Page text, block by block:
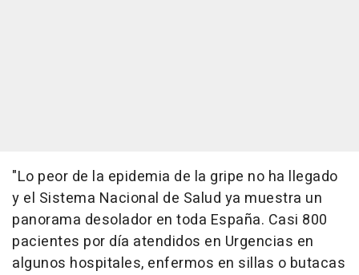
"Lo peor de la epidemia de la gripe no ha llegado
y el Sistema Nacional de Salud ya muestra un
panorama desolador en toda España. Casi 800
pacientes por día atendidos en Urgencias en
algunos hospitales, enfermos en sillas o butacas